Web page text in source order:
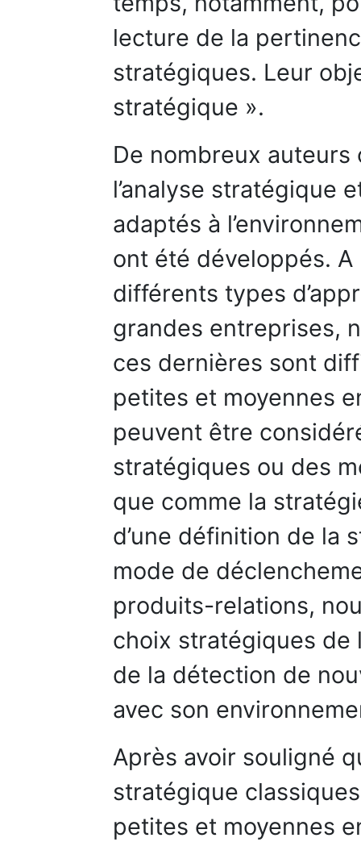
lecture de la
stratégiques. Leur
stratégique ».
De nombreux
l’analyse stratégique
adaptés à
ont été développés. A
différents types
grandes entreprises,
ces dernières sont
petites et moyennes
peuvent être
stratégiques ou des
que comme la
d’une définition de la
mode de
produits-relations,
choix stratégiques de
de la détection de
avec son
Après avoir souligné
stratégique
petites et moyennes